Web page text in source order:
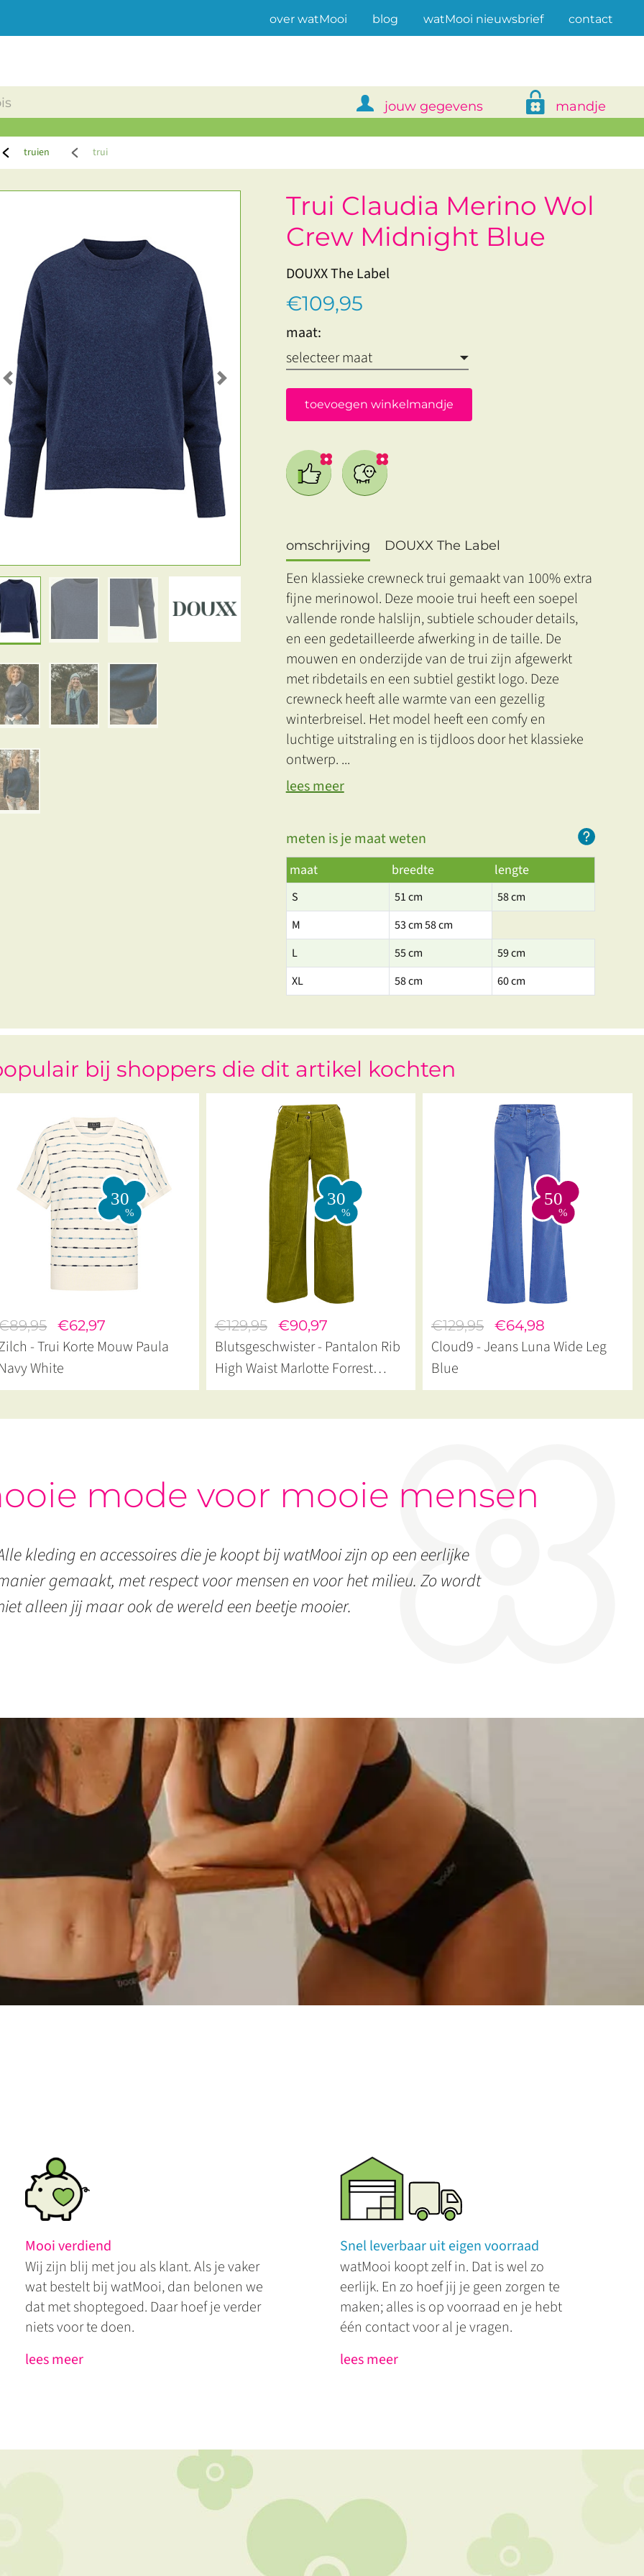
over watMooi(current)
blog watMooi nieuwsbrief contact
jouw gegevens mandje
truien trui
Previous Next
Trui Claudia Merino Wol
Crew Midnight Blue
DOUXX The Label
€109,95
maat:
toevoegen winkelmandje
omschrijving DOUXX The Label
Een klassieke crewneck trui gemaakt van 100% extra
fijne merinowol. Deze mooie trui heeft een soepel
vallende ronde halslijn, subtiele schouder details,
en een gedetailleerde afwerking in de taille. De
mouwen en onderzijde van de trui zijn afgewerkt
met ribdetails en een subtiel gestikt logo. Deze
crewneck heeft alle warmte van een gezellig
winterbreisel. Het model heeft een comfy en
luchtige uitstraling en is tijdloos door het klassieke
ontwerp. ...
lees meer
meten is je maat weten
maat breedte lengte
S 51 cm
58 cm
M
53 cm 58 cm
L
55 cm
59 cm
XL
58 cm 60 cm
bij shoppers die dit artikel kochten
€62,97
- Trui Korte Mouw Paula
White
€129,95 €90,97
Blutsgeschwister - Pantalon Rib
High Waist Marlotte Forrest
Khaki
€129,95 €64,98
Cloud9 - Jeans Luna Wide Leg
Blue
mode voor mooie mensen
kleding en accessoires die je koopt bij watMooi zijn op een eerlijke
gemaakt, met respect voor mensen en voor het milieu. Zo wordt
alleen jij maar ook de wereld een beetje mooier.
Mooi verdiend
Wij zijn blij met jou als klant. Als je vaker
wat bestelt bij watMooi, dan belonen we
dat met shoptegoed. Daar hoef je verder
niets voor te doen.
lees meer
Snel leverbaar uit eigen voorraad
watMooi koopt zelf in. Dat is wel zo
eerlijk. En zo hoef jij je geen zorgen te
maken; alles is op voorraad en je hebt
één contact voor al je vragen.
lees meer